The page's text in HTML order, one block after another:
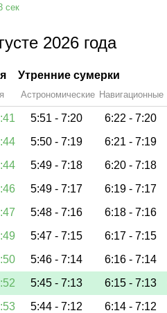
сек
2026 года
Утренние сумерки
Астрономические Навигационные
5:51 - 7:20 6:22 - 7:20
5:50 - 7:19 6:21 - 7:19
5:49 - 7:18 6:20 - 7:18
5:49 - 7:17 6:19 - 7:17
5:48 - 7:16 6:18 - 7:16
5:47 - 7:15 6:17 - 7:15
5:46 - 7:14 6:16 - 7:14
5:45 - 7:13 6:15 - 7:13
5:44 - 7:12 6:14 - 7:12